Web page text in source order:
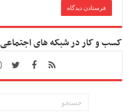
کسب و کار در شبکه های اجتماعی